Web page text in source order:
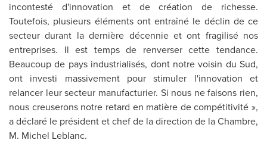
incontesté d'innovation et de création de richesse.
Toutefois, plusieurs éléments ont entraîné le déclin de ce
secteur durant la dernière décennie et ont fragilisé nos
entreprises. Il est temps de renverser cette tendance.
Beaucoup de pays industrialisés, dont notre voisin du Sud,
ont investi massivement pour stimuler l'innovation et
relancer leur secteur manufacturier. Si nous ne faisons rien,
nous creuserons notre retard en matière de compétitivité »,
a déclaré le président et chef de la direction de la Chambre,
M. Michel Leblanc.